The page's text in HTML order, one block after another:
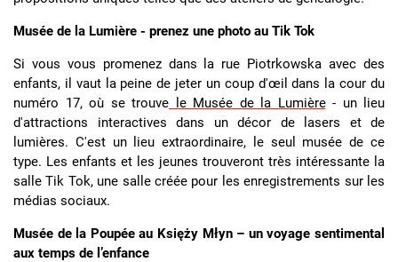
Musée de la Lumière - prenez une photo au Tik Tok
Si vous vous promenez dans la rue Piotrkowska avec des
enfants, il vaut la peine de jeter un coup d'œil dans la cour du
numéro 17, où se trouve le Musée de la Lumière- un lieu
d'attractions interactives dans un décor de lasers et de
lumières. C'est un lieu extraordinaire, le seul musée de ce
type. Les enfants et les jeunes trouveront très intéressante la
salle Tik Tok, une salle créée pour les enregistrements sur les
médias sociaux.
Musée de la Poupée au Księży Młyn – un voyage sentimental
aux temps de l’enfance